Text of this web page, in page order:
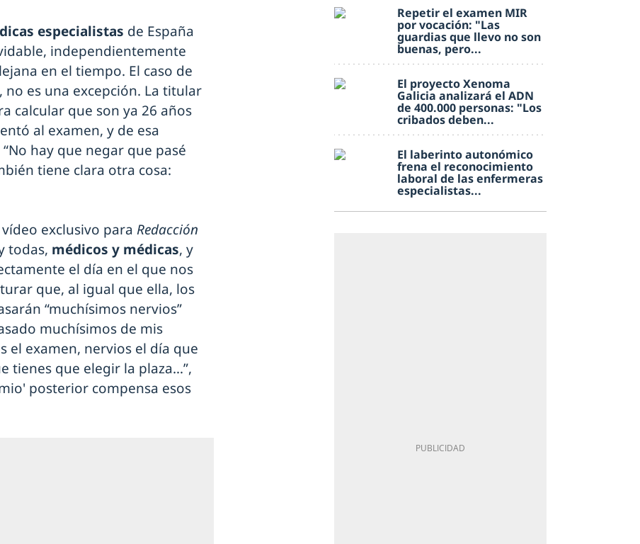
especialistas de España
independientemente
en el tiempo. El caso de
, no es una excepción. La titular
calcular que son ya 26 años
al examen, y de esa
hay que negar que pasé
tiene clara otra cosa:
exclusivo para Redacción
todas, médicos y médicas, y
el día en el que nos
que, al igual que ella, los
“muchísimos nervios”
muchísimos de mis
el examen, nervios el día que
tienes que elegir la plaza…”,
posterior compensa esos
Repetir el examen MIR
por vocación: "Las
guardias que llevo no son
buenas, pero...
El proyecto Xenoma
Galicia analizará el ADN
de 400.000 personas: "Los
cribados deben...
El laberinto autonómico
frena el reconocimiento
laboral de las enfermeras
especialistas...